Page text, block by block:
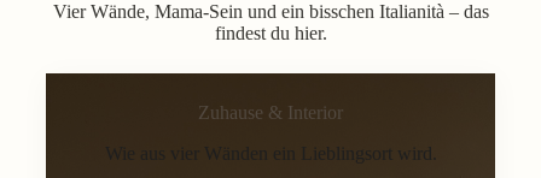
Vier Wände, Mama-Sein und ein bisschen Italianità – das
findest du hier.
Zuhause & Interior
Wie aus vier Wänden ein Lieblingsort wird.